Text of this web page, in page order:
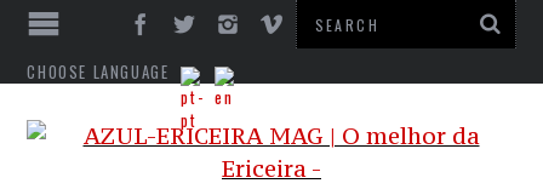
CHOOSE LANGUAGE